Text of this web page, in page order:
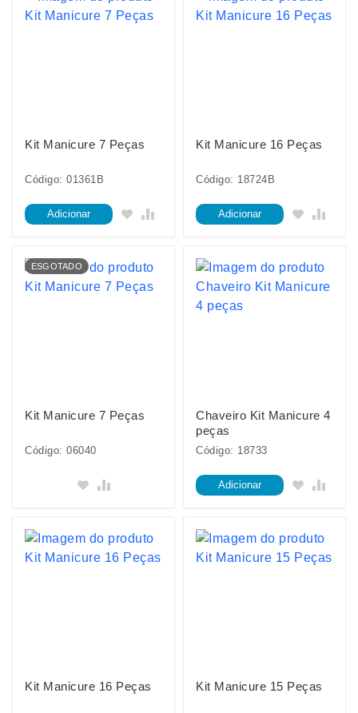
Kit Manicure 7 Peças
Código: 01361B
Adicionar
Kit Manicure 16 Peças
Código: 18724B
Adicionar
ESGOTADO
Kit Manicure 7 Peças
Código: 06040
Chaveiro Kit Manicure 4
peças
Código: 18733
Adicionar
Kit Manicure 16 Peças Kit Manicure 15 Peças